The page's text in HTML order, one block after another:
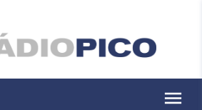
menu